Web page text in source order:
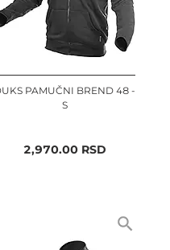
PAMUČNI BREND 48 -
S
2,970.00RSD